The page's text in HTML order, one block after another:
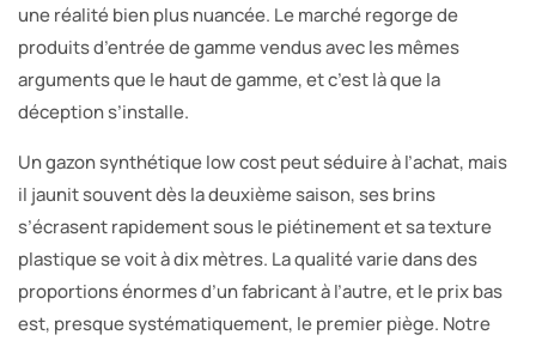
une réalité bien plus nuancée. Le marché regorge de
produits d’entrée de gamme vendus avec les mêmes
arguments que le haut de gamme, et c’est là que la
déception s’installe.
Un gazon synthétique low cost peut séduire à l’achat, mais
il jaunit souvent dès la deuxième saison, ses brins
s’écrasent rapidement sous le piétinement et sa texture
plastique se voit à dix mètres. La qualité varie dans des
proportions énormes d’un fabricant à l’autre, et le prix bas
est, presque systématiquement, le premier piège. Notre